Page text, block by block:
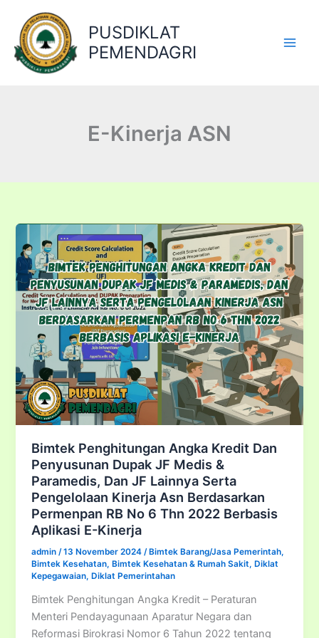
konten
PUSDIKLAT
PEMENDAGRI
E-Kinerja ASN
Bimtek Penghitungan Angka Kredit Dan
Penyusunan Dupak JF Medis &
Paramedis, Dan JF Lainnya Serta
Pengelolaan Kinerja Asn Berdasarkan
Permenpan RB No 6 Thn 2022 Berbasis
Aplikasi E-Kinerja
admin/13 November 2024/ Bimtek Barang/Jasa Pemerintah,
Bimtek Kesehatan, Bimtek Kesehatan & Rumah Sakit, Diklat
Kepegawaian, Diklat Pemerintahan
Bimtek Penghitungan Angka Kredit – Peraturan
Menteri Pendayagunaan Aparatur Negara dan
Reformasi Birokrasi Nomor 6 Tahun 2022 tentang